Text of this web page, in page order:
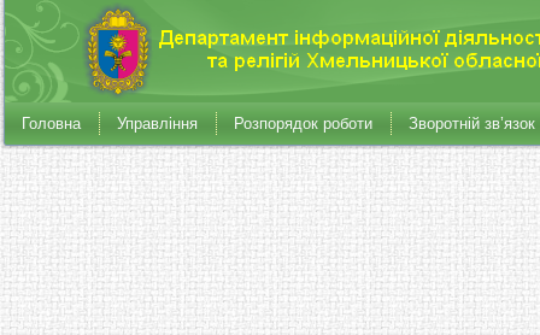
Головна Управління Розпорядок роботи Зворотній зв’язок